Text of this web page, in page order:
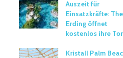
Auszeit für
Einsatzkräfte:
Erding öffnet
kostenlos ihre
Kristall Palm